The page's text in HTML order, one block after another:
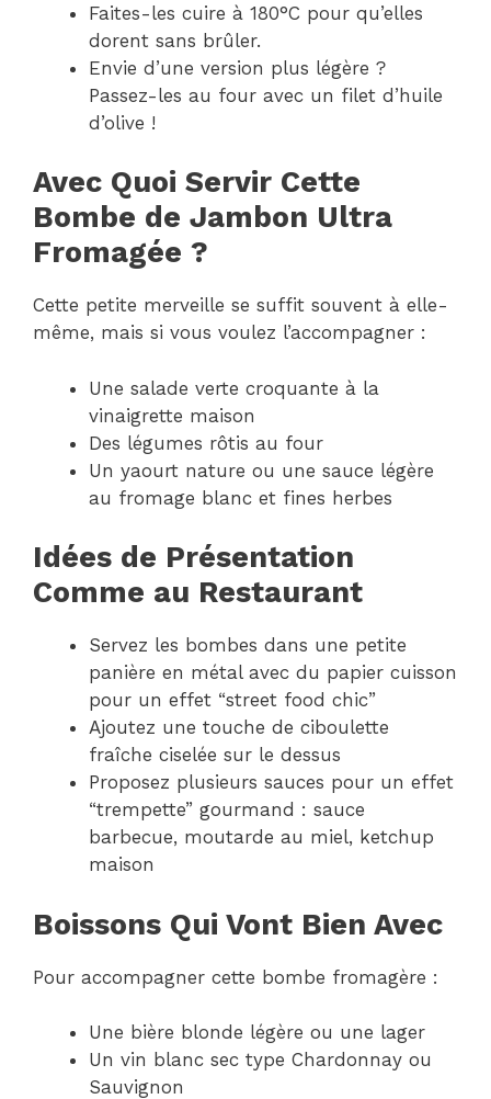
Faites-les cuire à 180°C pour qu’elles
dorent sans brûler.
Envie d’une version plus légère ?
Passez-les au four avec un filet d’huile
d’olive !
Avec Quoi Servir Cette
Bombe de Jambon Ultra
Fromagée ?
Cette petite merveille se suffit souvent à elle-
même, mais si vous voulez l’accompagner :
Une salade verte croquante à la
vinaigrette maison
Des légumes rôtis au four
Un yaourt nature ou une sauce légère
au fromage blanc et fines herbes
Idées de Présentation
Comme au Restaurant
Servez les bombes dans une petite
panière en métal avec du papier cuisson
pour un effet “street food chic”
Ajoutez une touche de ciboulette
fraîche ciselée sur le dessus
Proposez plusieurs sauces pour un effet
“trempette” gourmand : sauce
barbecue, moutarde au miel, ketchup
maison
Boissons Qui Vont Bien Avec
Pour accompagner cette bombe fromagère :
Une bière blonde légère ou une lager
Un vin blanc sec type Chardonnay ou
Sauvignon